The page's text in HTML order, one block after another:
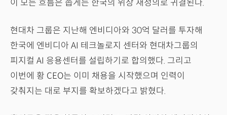
이 모든 흐름은 좁게는 한국의 위상 재정의로 귀결된다.
현대차 그룹은 지난해 엔비디아와 30억 달러를 투자해
한국에 엔비디아 AI 테크놀로지 센터와 현대차그룹의
피지컬 AI 응용센터를 설립하기로 합의했다. 그리고
이번에 황 CEO는 이미 채용을 시작했으며 인력이
갖춰지는 대로 부지를 확보하겠다고 밝혔다.